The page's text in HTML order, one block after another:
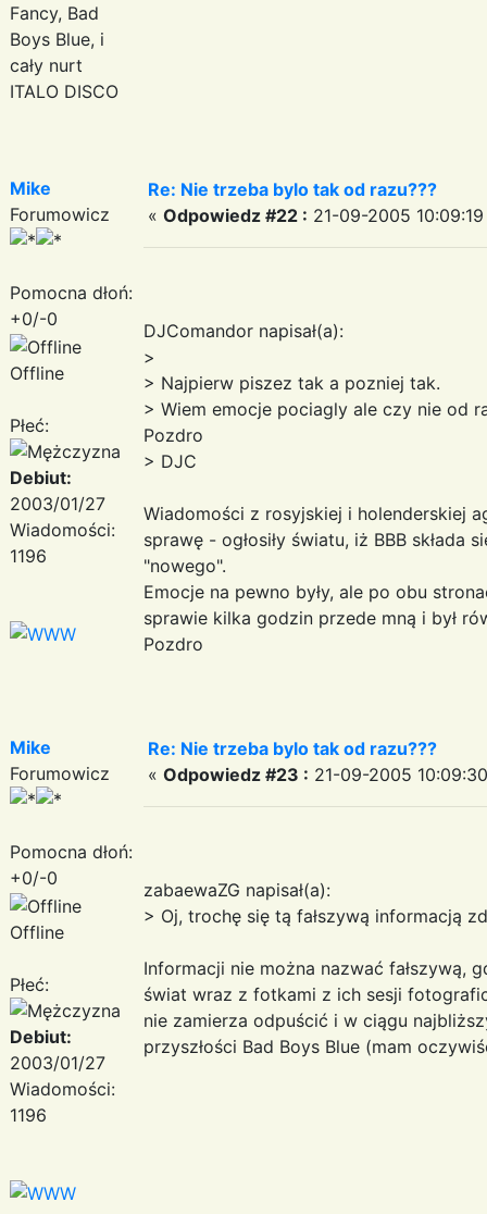
Fancy, Bad
Boys Blue, i
cały nurt
ITALO DISCO
Mike
Forumowicz
Pomocna dłoń:
+0/-0
Offline
Płeć:
Debiut:
2003/01/27
Wiadomości:
1196
Re: Nie trzeba bylo tak od razu???
« Odpowiedz #22 : 21-09-2005
DJComandor napisał(a):
>
> Najpierw piszez tak a pozniej tak.
> Wiem emocje pociagly ale czy nie od
Pozdro
> DJC
Wiadomości z rosyjskiej i holenderskiej
sprawę - ogłosiły światu, iż BBB
"nowego".
Emocje na pewno były, ale po obu
sprawie kilka godzin przede mną i był
Pozdro
Mike
Forumowicz
Pomocna dłoń:
+0/-0
Offline
Płeć:
Debiut:
2003/01/27
Wiadomości:
1196
Re: Nie trzeba bylo tak od razu???
« Odpowiedz #23 : 21-09-2005
zabaewaZG napisał(a):
> Oj, trochę się tą fałszywą informacją
Informacji nie można nazwać fałszywą,
świat wraz z fotkami z ich sesji
nie zamierza odpuścić i w ciągu
przyszłości Bad Boys Blue (mam